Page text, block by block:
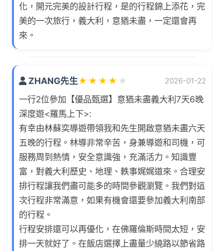
化，開元完美的設計行程，是的行程錦上添花，完
美的一次旅行，義大利，意猶未盡，一定還會再
來。
ZHANG先生★ ★ ★ ★ ★ 2026-01-22
一行2位參加【優品甄選】意猶未盡義大利7天6晚
深度遊<羅馬上下>:
有幸由林蘇奕導遊帶領我和先生開啟意猶未盡六天
五晚的行程。林導非常辛苦，身兼導遊和司機，可
服務周到熱情，安全意識強，充滿活力。知識豐
富，對義大利歷史、地理、軼事娓娓道來。合理安
排行程讓我們盡可能多的時間參觀瀏覽。我們對這
次行程非常滿意，如果有機會還要參加義大利南部
的行程。
行程安排還可以再優化，在佛羅倫斯時間太短，安
排一天就好了。在飯店選擇上盡量少繞路以節省路